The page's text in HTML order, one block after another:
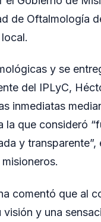
de Oftalmología
y se
del IPLyC,
inmediatas
que consideró
y
comentó que al
y una